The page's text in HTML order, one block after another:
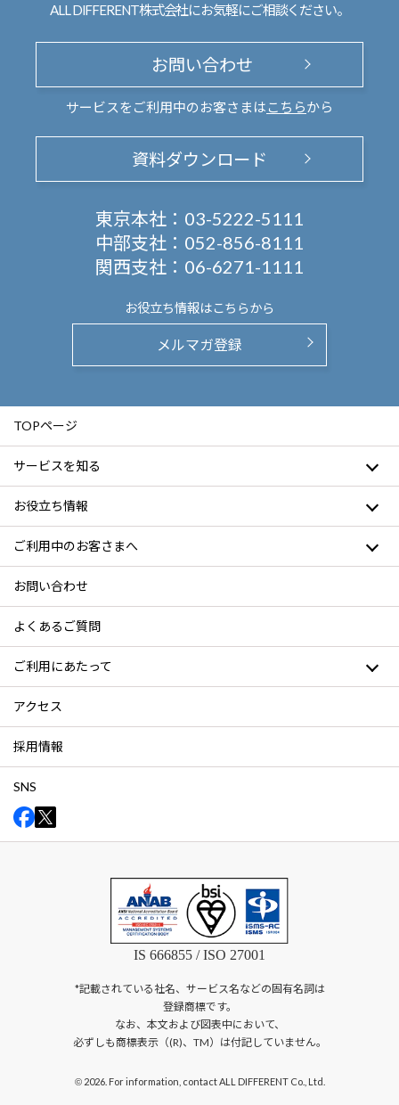
ALL DIFFERENT株式会社にお気軽にご相談ください。
お問い合わせ
サービスをご利用中のお客さまは こちらから
資料ダウンロード
東京本社： 03-5222-5111
中部支社： 052-856-8111
関西支社： 06-6271-1111
お役立ち情報はこちらから
メルマガ登録
TOPページ
サービスを知る
お役立ち情報
ご利用中のお客さまへ
お問い合わせ
よくあるご質問
ご利用にあたって
アクセス
採用情報
SNS
IS 666855 / ISO 27001
*記載されている社名、サービス名などの固有名詞は
登録商標です。
なお、本文および図表中において、
必ずしも商標表示（(R)、TM）は付記していません。
©2026. For information, contact ALL DIFFERENT Co., Ltd.